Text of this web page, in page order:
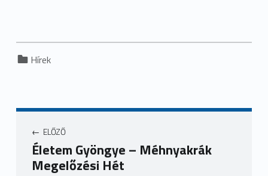
Categorized in:
Hírek
ELŐZŐ
Életem Gyöngye – Méhnyakrák
Megelőzési Hét